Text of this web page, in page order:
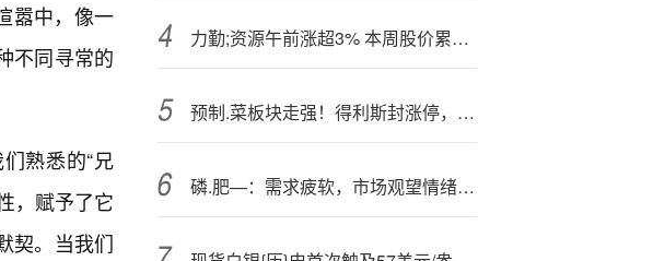
嚣中，像一
不同寻常的
熟悉的“兄
，赋予了它
契。当我们
力勤;资源午前涨超3% 本周股价累计涨幅约35%
预制.菜板块走强！得利斯封涨停，相关上市公司回应
磷.肥—：需求疲软，市场观望情绪浓厚